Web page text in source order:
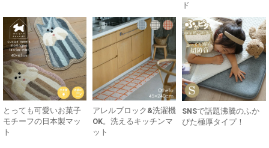
ド
とっても可愛いお菓子
モチーフの日本製マッ
ト
アレルブロック&洗濯機
OK。洗えるキッチンマ
ット
SNSで話題沸騰のふか
ぴた極厚タイプ！